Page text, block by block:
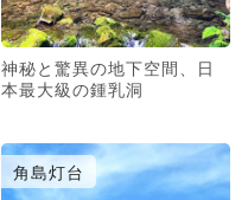
神秘と驚異の地下空間、日
本最大級の鍾乳洞
角島灯台